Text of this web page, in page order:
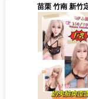
苗栗 竹南 新竹